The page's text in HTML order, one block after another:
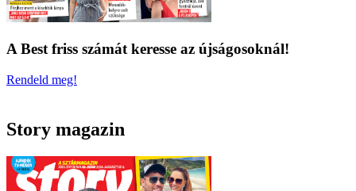
A Best friss számát keresse az újságosoknál!
Rendeld meg!
Story magazin